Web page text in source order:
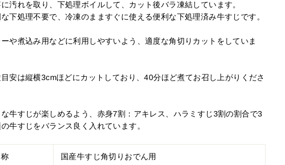
汚れを取り、下処理ボイルして、カット後バラ凍結しています。
下処理不要で、冷凍のまますぐに使える便利な下処理済み牛すじです。
ーや煮込み用などに利用しやすいよう、適度な角切りカットをしていま
安は縦横3cmほどにカットしており、40分ほど煮てお召し上がりくださ
牛すじが楽しめるよう、赤身7割：アキレス、ハラミすじ3割の割合で3
牛すじをバランス良く入れています。
国産牛すじ角切りおでん用